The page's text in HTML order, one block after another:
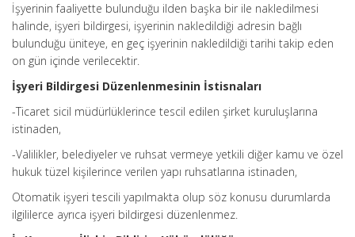
İşyerinin faaliyette bulunduğu ilden başka bir ile nakledilmesi
halinde, işyeri bildirgesi, işyerinin nakledildiği adresin bağlı
bulunduğu üniteye, en geç işyerinin nakledildiği tarihi takip eden
on gün içinde verilecektir.
İşyeri Bildirgesi Düzenlenmesinin İstisnaları
-Ticaret sicil müdürlüklerince tescil edilen şirket kuruluşlarına
istinaden,
-Valilikler, belediyeler ve ruhsat vermeye yetkili diğer kamu ve özel
hukuk tüzel kişilerince verilen yapı ruhsatlarına istinaden,
Otomatik işyeri tescili yapılmakta olup söz konusu durumlarda
ilgililerce ayrıca işyeri bildirgesi düzenlenmez.